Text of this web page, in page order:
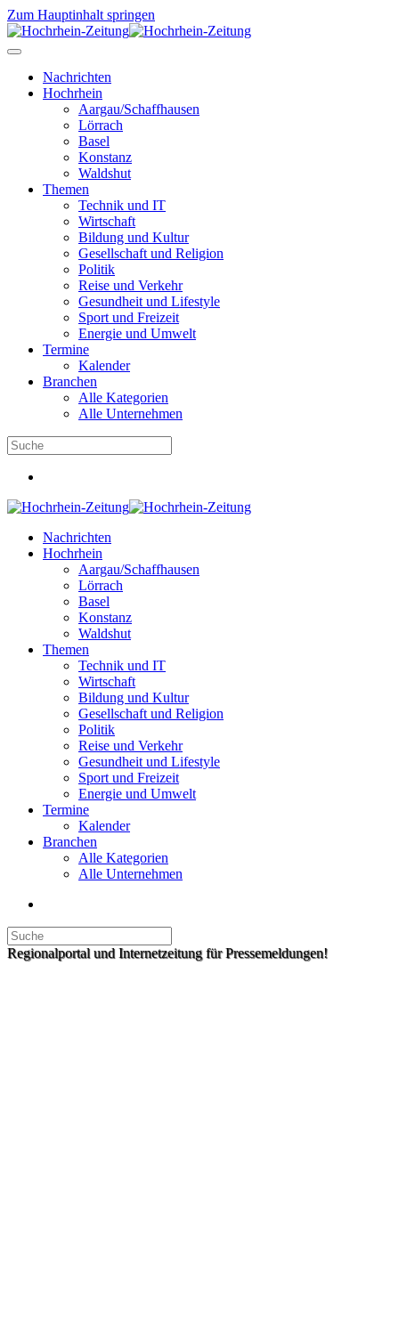
Zum Hauptinhalt springen
Nachrichten
Hochrhein
Aargau/Schaffhausen
Lörrach
Basel
Konstanz
Waldshut
Themen
Technik und IT
Wirtschaft
Bildung und Kultur
Gesellschaft und Religion
Politik
Reise und Verkehr
Gesundheit und Lifestyle
Sport und Freizeit
Energie und Umwelt
Termine
Kalender
Branchen
Alle Kategorien
Alle Unternehmen
Nachrichten
Hochrhein
Aargau/Schaffhausen
Lörrach
Basel
Konstanz
Waldshut
Themen
Technik und IT
Wirtschaft
Bildung und Kultur
Gesellschaft und Religion
Politik
Reise und Verkehr
Gesundheit und Lifestyle
Sport und Freizeit
Energie und Umwelt
Termine
Kalender
Branchen
Alle Kategorien
Alle Unternehmen
Regionalportal und Internetzeitung für Pressemeldungen!